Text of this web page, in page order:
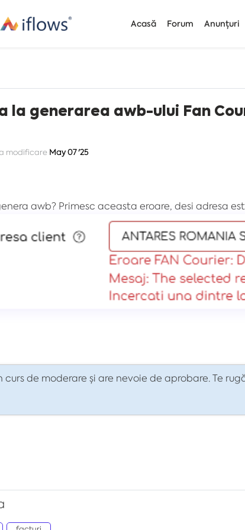
Acasă Forum Anunțuri
la generarea awb-ului Fan
modificare May 07 '25
awb? Primesc aceasta eroare, desi adresa
de moderare și are nevoie de aprobare. Te